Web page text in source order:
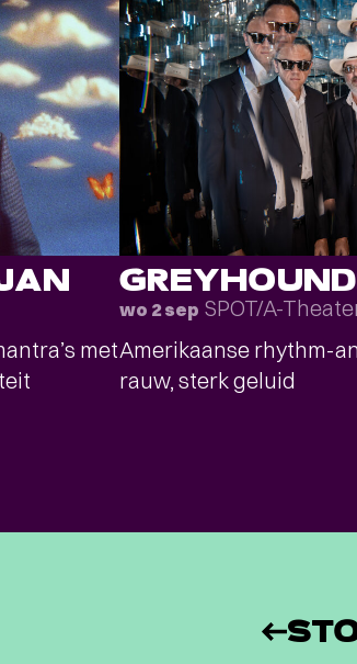
met
wo 2 sep SPOT/A-
Amerikaanse rhythm-
rauw, sterk geluid